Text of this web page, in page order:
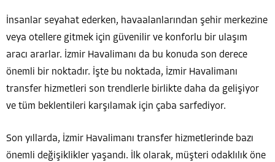
İnsanlar seyahat ederken, havaalanlarından şehir merkezine
veya otellere gitmek için güvenilir ve konforlu bir ulaşım
aracı ararlar. İzmir Havalimanı da bu konuda son derece
önemli bir noktadır. İşte bu noktada, İzmir Havalimanı
transfer hizmetleri son trendlerle birlikte daha da gelişiyor
ve tüm beklentileri karşılamak için çaba sarfediyor.
Son yıllarda, İzmir Havalimanı transfer hizmetlerinde bazı
önemli değişiklikler yaşandı. İlk olarak, müşteri odaklılık öne